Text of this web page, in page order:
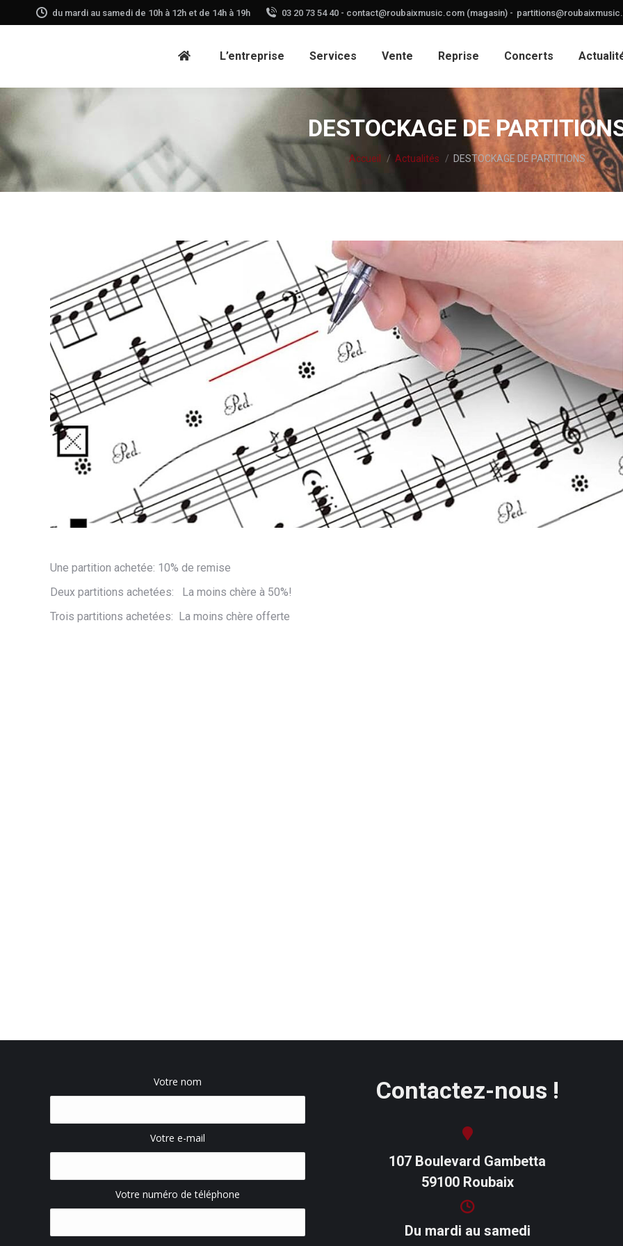
du mardi au samedi de 10h à 12h et de 14h à 19h 03 20 73 54 40 - contact@roubaixmusic.com (magasin) -
L’entreprise Services Vente Reprise Concerts
DESTOCKAGE DE
Vous êtes ici :
Accueil Actualités DESTOCKAGE DE PARTITIONS
Une partition achetée: 10% de remise
Deux partitions achetées: La moins chère à 50%!
Trois partitions achetées: La moins chère offerte
Votre nom
Votre e-mail
Votre numéro de téléphone
Contactez-nous !
107 Boulevard Gambetta
59100 Roubaix
Du mardi au samedi